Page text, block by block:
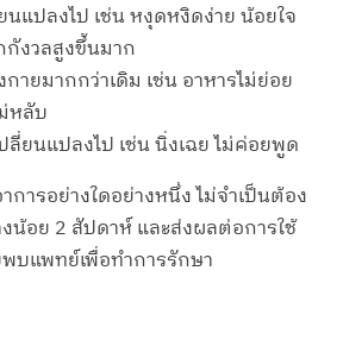
แปลงไป เช่น หงุดหงิดง่าย น้อยใจ
งวลสูงขึ้นมาก
ายมากกว่าเดิม เช่น อาหารไม่ย่อย
หลับ
ยนแปลงไป เช่น นิ่งเฉย ไม่ค่อยพูด
ารอย่างใดอย่างหนึ่ง ไม่จำเป็นต้อง
น้อย 2 สัปดาห์ และส่งผลต่อการใช้
บแพทย์เพื่อทำการรักษา